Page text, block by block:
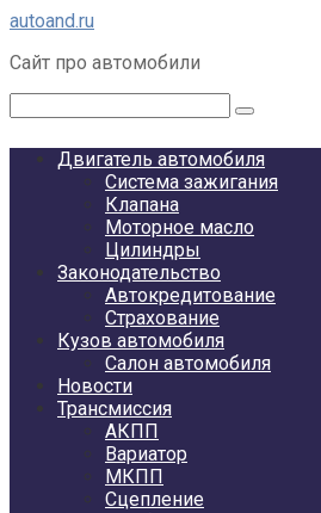
Перейти
контенту
autoand.ru
Сайт про автомобили
Двигатель автомобиля
Система зажигания
Клапана
Моторное масло
Цилиндры
Законодательство
Автокредитование
Страхование
Кузов автомобиля
Салон автомобиля
Новости
Трансмиссия
АКПП
Вариатор
МКПП
Сцепление